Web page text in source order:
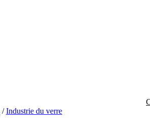
/ Industrie du verre